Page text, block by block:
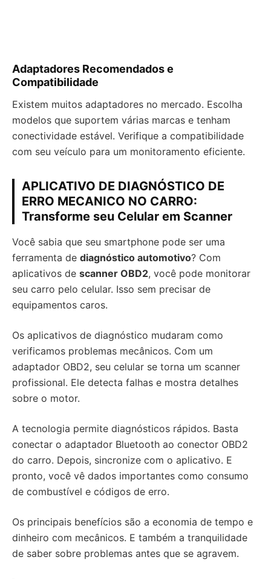
Adaptadores Recomendados e
Compatibilidade
Existem muitos adaptadores no mercado. Escolha
modelos que suportem várias marcas e tenham
conectividade estável. Verifique a compatibilidade
com seu veículo para um monitoramento eficiente.
APLICATIVO DE DIAGNÓSTICO DE
ERRO MECANICO NO CARRO:
Transforme seu Celular em Scanner
Você sabia que seu smartphone pode ser uma
ferramenta de diagnóstico automotivo? Com
aplicativos de scanner OBD2, você pode monitorar
seu carro pelo celular. Isso sem precisar de
equipamentos caros.
Os aplicativos de diagnóstico mudaram como
verificamos problemas mecânicos. Com um
adaptador OBD2, seu celular se torna um scanner
profissional. Ele detecta falhas e mostra detalhes
sobre o motor.
A tecnologia permite diagnósticos rápidos. Basta
conectar o adaptador Bluetooth ao conector OBD2
do carro. Depois, sincronize com o aplicativo. E
pronto, você vê dados importantes como consumo
de combustível e códigos de erro.
Os principais benefícios são a economia de tempo e
dinheiro com mecânicos. E também a tranquilidade
de saber sobre problemas antes que se agravem.